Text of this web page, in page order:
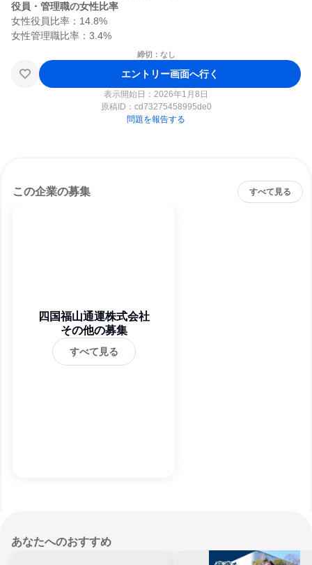
役員・管理職の女性比率
女性役員比率：14.8%
締切：なし
エントリー画面へ行く
表示開始日：2026年1月8日
原稿ID： cd73275458995de0
問題を報告する
この企業の募集 すべて見る
四国福山通運株式会社
その他の募集
すべて見る
あなたへのおすすめ